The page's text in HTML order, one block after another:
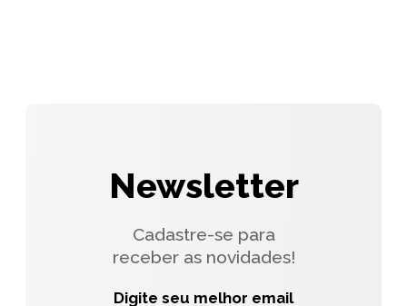
Newsletter
Cadastre-se para
receber as novidades!
Digite seu melhor email